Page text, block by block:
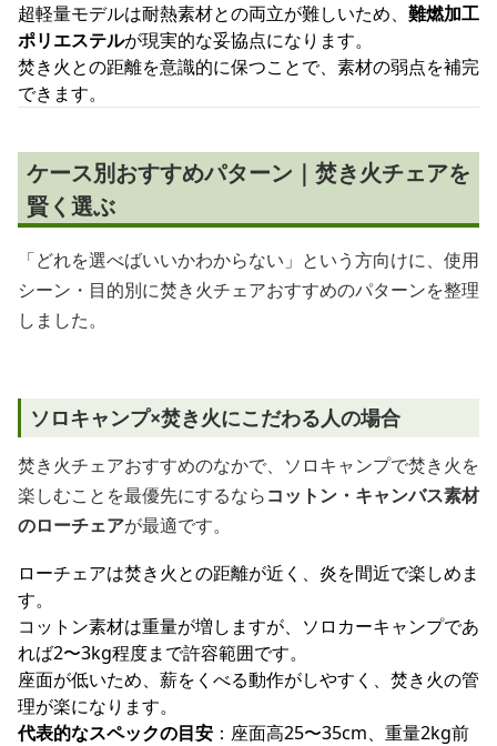
超軽量モデルは耐熱素材との両立が難しいため、 難燃加工
ポリエステルが現実的な妥協点になります。
焚き火との距離を意識的に保つことで、素材の弱点を補完
できます。
ケース別おすすめパターン｜焚き火チェアを
賢く選ぶ
「どれを選べばいいかわからない」という方向けに、使用
シーン・目的別に焚き火チェアおすすめのパターンを整理
しました。
ソロキャンプ×焚き火にこだわる人の場合
焚き火チェアおすすめのなかで、ソロキャンプで焚き火を
楽しむことを最優先にするならコットン・キャンバス素材
のローチェアが最適です。
ローチェアは焚き火との距離が近く、炎を間近で楽しめま
す。
コットン素材は重量が増しますが、ソロカーキャンプであ
れば2〜3kg程度まで許容範囲です。
座面が低いため、薪をくべる動作がしやすく、焚き火の管
理が楽になります。
代表的なスペックの目安 ：座面高25〜35cm、重量2kg前